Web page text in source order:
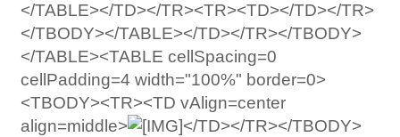
</TABLE></TD></TR><TR><TD></TD></TR>
</TBODY></TABLE></TD></TR></TBODY>
</TABLE><TABLE cellSpacing=0
cellPadding=4 width="100%" border=0>
<TBODY><TR><TD vAlign=center
align=middle>
</TD></TR></TBODY>